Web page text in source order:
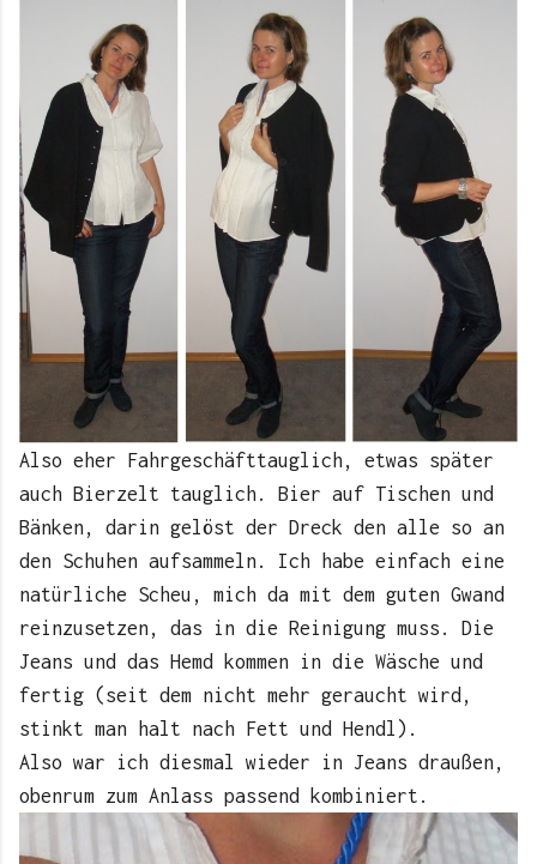
Also eher Fahrgeschäfttauglich, etwas später
auch Bierzelt tauglich. Bier auf Tischen und
Bänken, darin gelöst der Dreck den alle so an
den Schuhen aufsammeln. Ich habe einfach eine
natürliche Scheu, mich da mit dem guten Gwand
reinzusetzen, das in die Reinigung muss. Die
Jeans und das Hemd kommen in die Wäsche und
fertig (seit dem nicht mehr geraucht wird,
stinkt man halt nach Fett und Hendl).
Also war ich diesmal wieder in Jeans draußen,
obenrum zum Anlass passend kombiniert.